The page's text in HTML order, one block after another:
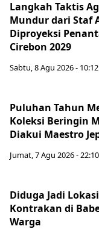
Langkah Taktis
Mundur dari Staf
Diproyeksi
Cirebon 2029
Sabtu, 8 Agu 2026 - 10:12
Puluhan Tahun
Koleksi Beringin
Diakui Maestro
Jumat, 7 Agu 2026 - 22:10
Diduga Jadi
Kontrakan di
Warga